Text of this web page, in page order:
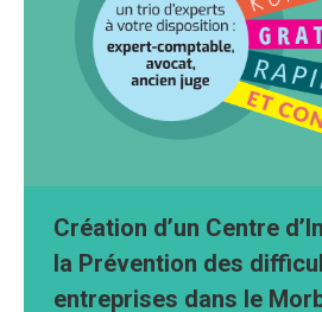
Création d’un Centre
la Prévention des
entreprises dans le